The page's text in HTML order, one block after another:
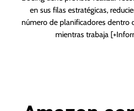
en sus filas estratégicas,
número de planificadores dentro
mientras trabaja